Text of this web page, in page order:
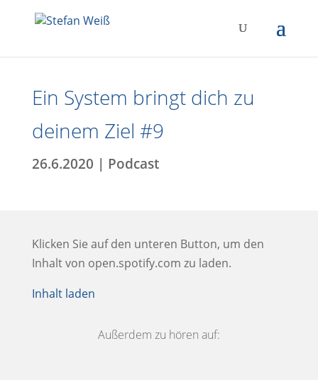
Ein System bringt dich zu
deinem Ziel #9
26.6.2020 | Podcast
Klicken Sie auf den unteren Button, um den
Inhalt von open.spotify.com zu laden.
Inhalt laden
Außerdem zu hören auf: